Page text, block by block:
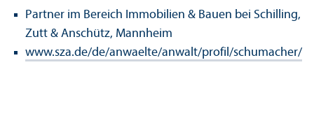
Partner im Bereich Immobilien & Bauen bei Schilling,
Zutt & Anschütz, Mannheim
www.sza.de/de/anwaelte/anwalt/profil/schumacher/